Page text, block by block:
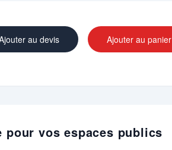
au devis Ajouter au panier
vos espaces publics